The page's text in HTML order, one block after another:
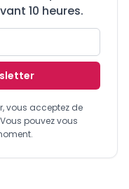
10 heures.
vous acceptez de
pouvez vous